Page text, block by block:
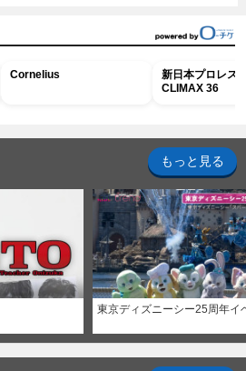
Cornelius
新日本プロレス
CLIMAX 36
もっと見る
東京ディズニーシー25周年イ